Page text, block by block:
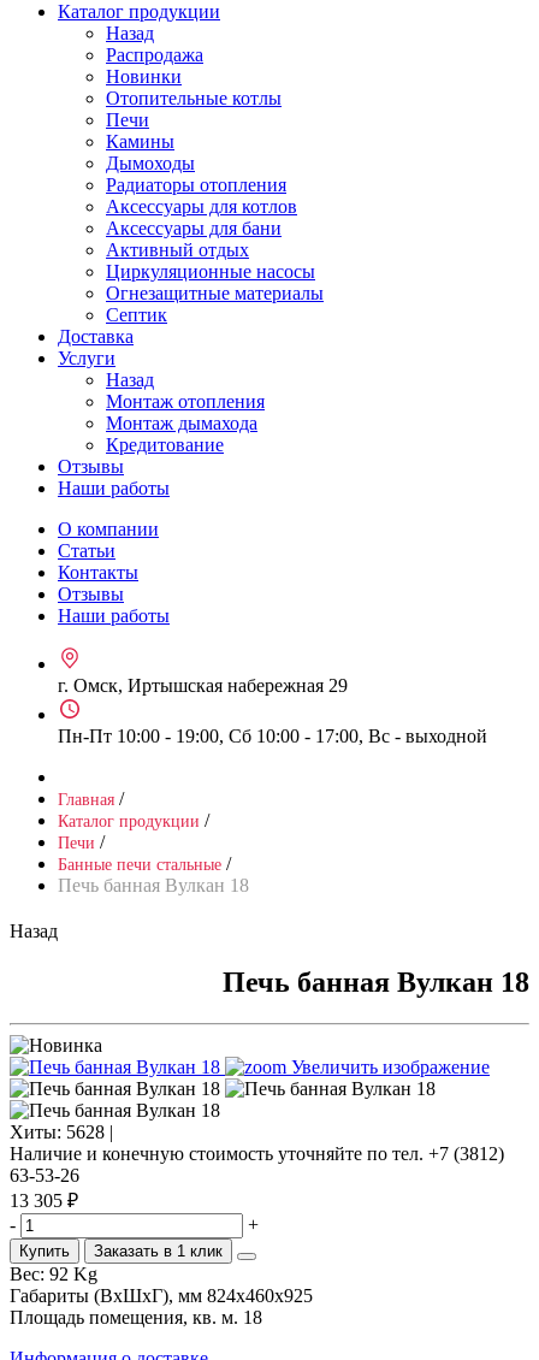
Каталог продукции
Назад
Распродажа
Новинки
Отопительные котлы
Печи
Камины
Дымоходы
Радиаторы отопления
Аксессуары для котлов
Аксессуары для бани
Активный отдых
Циркуляционные насосы
Огнезащитные материалы
Септик
Доставка
Услуги
Назад
Монтаж отопления
Монтаж дымахода
Кредитование
Отзывы
Наши работы
О компании
Статьи
Контакты
Отзывы
Наши работы
г. Омск, Иртышская набережная 29
Пн-Пт 10:00 - 19:00, Сб 10:00 - 17:00, Вс - выходной
Главная /
Каталог продукции /
Печи /
Банные печи стальные /
Печь банная Вулкан 18
Назад
Печь банная Вулкан 18
Увеличить изображение
Хиты: 5628 |
Наличие и конечную стоимость уточняйте по тел. +7 (3812)
63-53-26
13 305 ₽
-
+
Купить Заказать в 1 клик
Вес: 92 Kg
Габариты (ВхШхГ), мм 824x460x925
Площадь помещения, кв. м. 18